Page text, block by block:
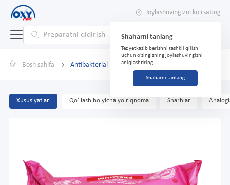
Joylashuvingizni ko'rsating
Shaharni tanlang
Tez yetkazib berishni tashkil qilish
uchun o'zingizning joylashuvingizni
aniqlashtiring
Shaharni tanlang
Bosh sahifa Antibakterial nam salfetkalar Elma Premium No 25
Xususiyatlari Qo'llash bo'yicha yo'riqnoma Sharhlar